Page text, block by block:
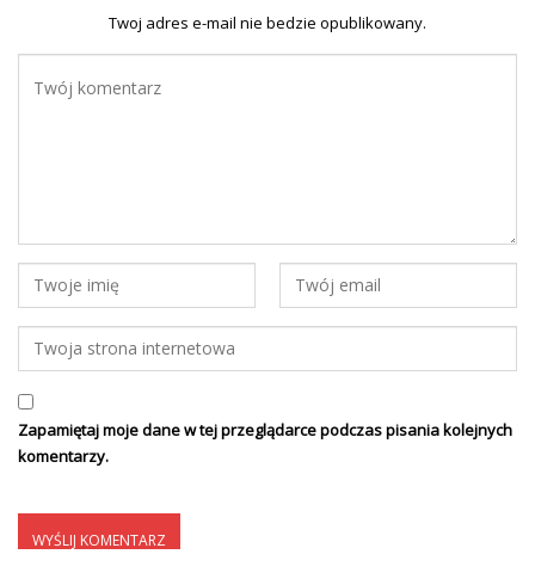
Twoj adres e-mail nie bedzie opublikowany.
Zapamiętaj moje dane w tej przeglądarce podczas pisania kolejnych
komentarzy.